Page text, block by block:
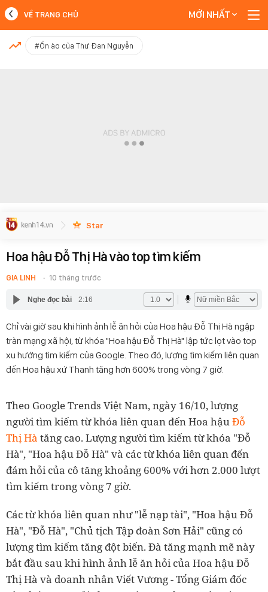
MỚI NHẤT
VỀ TRANG CHỦ MỚI NHẤT
#Ồn ào của Thư Đan Nguyễn
Star
Hoa hậu Đỗ Thị Hà vào top tìm kiếm
GIA LINH 10 tháng trước
Nghe đọc bài 2:16
Chỉ vài giờ sau khi hình ảnh lễ ăn hỏi của Hoa hậu Đỗ Thị Hà ngập
tràn mạng xã hội, từ khóa "Hoa hậu Đỗ Thị Hà" lập tức lọt vào top
xu hướng tìm kiếm của Google. Theo đó, lượng tìm kiếm liên quan
đến Hoa hậu xứ Thanh tăng hơn 600% trong vòng 7 giờ.
Theo Google Trends Việt Nam, ngày 16/10, lượng
người tìm kiếm từ khóa liên quan đến Hoa hậuĐỗ
Thị Hà tăng cao. Lượng người tìm kiếm từ khóa "Đỗ
Hà", "Hoa hậu Đỗ Hà" và các từ khóa liên quan đến
đám hỏi của cô tăng khoảng 600% với hơn 2.000 lượt
tìm kiếm trong vòng 7 giờ.
Các từ khóa liên quan như "lễ nạp tài", "Hoa hậu Đỗ
Hà", "Đỗ Hà", "Chủ tịch Tập đoàn Sơn Hải" cũng có
lượng tìm kiếm tăng đột biến. Đà tăng mạnh mẽ này
bắt đầu sau khi hình ảnh lễ ăn hỏi của Hoa hậu Đỗ
Thị Hà và doanh nhân Viết Vương - Tổng Giám đốc